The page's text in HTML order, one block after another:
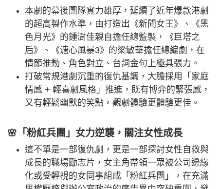
本劇的幕後團隊實力雄厚，延續了近年爆款港劇
的超高製作水準，由打造出《新聞女王》、《黑
色月光》的鍾澍佳親自擔任總監製，《巨塔之
后》、《溏心風暴3》的梁敏華擔任總編劇，在
情節推動、角色對立、台詞金句上極具張力。
打破常規港劇沉重的復仇基調，大膽採用「家庭
情感 + 輕喜劇風格」推進，既有博弈的緊張感，
又有輕鬆幽默的笑點，觀劇體驗更體驗更佳。
🌸「粉紅兵團」女力逆襲，關注女性成長
這不單是一部復仇劇，更是一部探討女性自救與
成長的職場勵志片，女主角帶領一眾被公司邊緣
化或受輕視的女同事組成「粉紅兵團」，在充滿